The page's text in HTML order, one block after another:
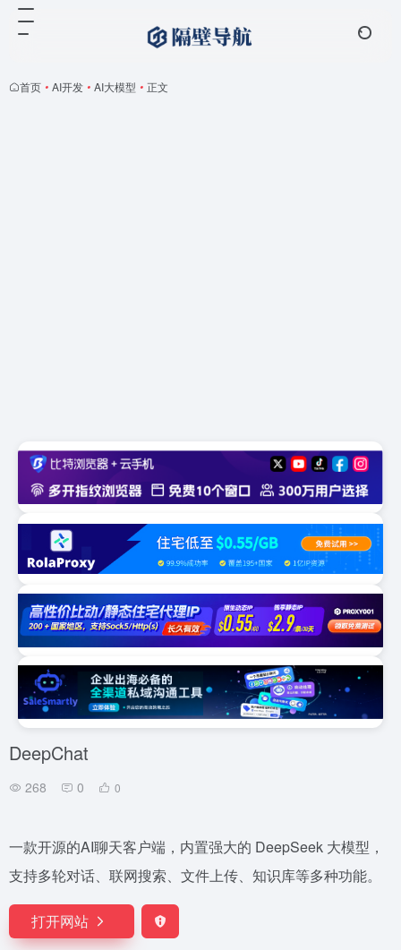
首页 • AI开发 • AI大模型 • 正文
DeepChat
268 0 0
一款开源的AI聊天客户端，内置强大的 DeepSeek 大模型，
支持多轮对话、联网搜索、文件上传、知识库等多种功能。
打开网站